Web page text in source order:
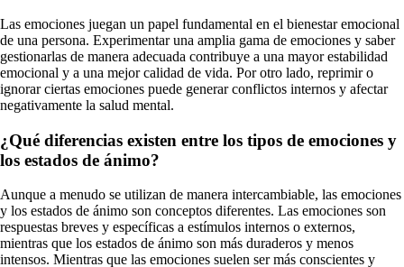
Las emociones juegan un papel fundamental en el bienestar emocional
de una persona. Experimentar una amplia gama de emociones y saber
gestionarlas de manera adecuada contribuye a una mayor estabilidad
emocional y a una mejor calidad de vida. Por otro lado, reprimir o
ignorar ciertas emociones puede generar conflictos internos y afectar
negativamente la salud mental.
¿Qué diferencias existen entre los tipos de emociones y
los estados de ánimo?
Aunque a menudo se utilizan de manera intercambiable, las emociones
y los estados de ánimo son conceptos diferentes. Las emociones son
respuestas breves y específicas a estímulos internos o externos,
mientras que los estados de ánimo son más duraderos y menos
intensos. Mientras que las emociones suelen ser más conscientes y